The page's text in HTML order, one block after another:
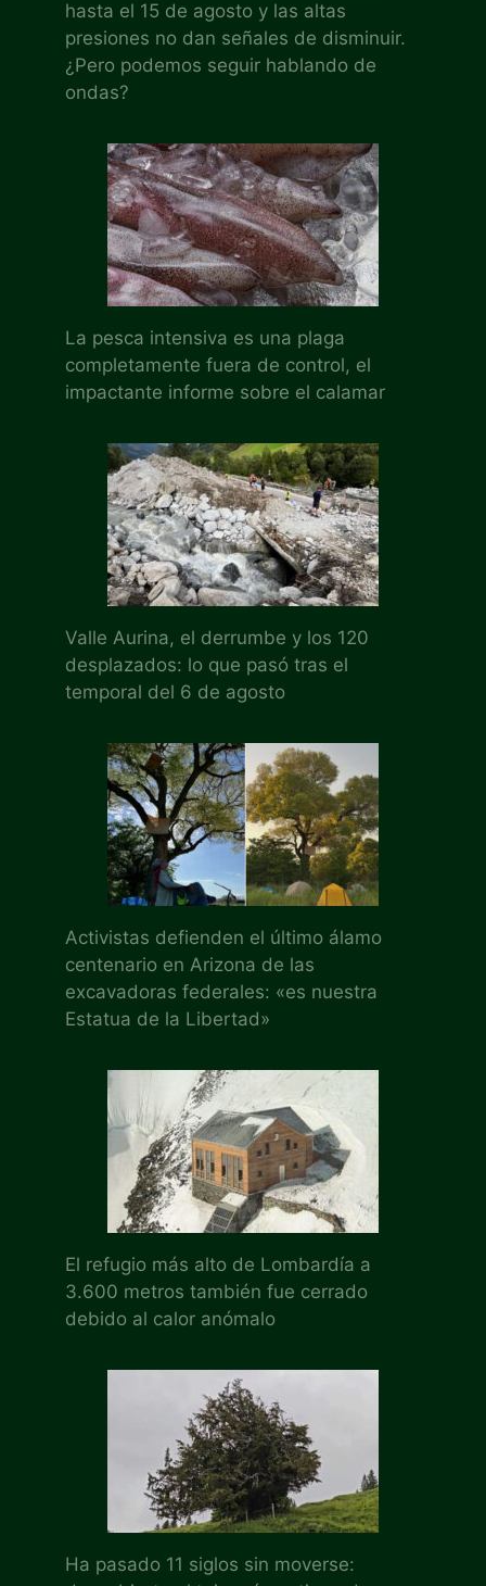
hasta el 15 de agosto y las altas
presiones no dan señales de disminuir.
¿Pero podemos seguir hablando de
ondas?
La pesca intensiva es una plaga
completamente fuera de control, el
impactante informe sobre el calamar
Valle Aurina, el derrumbe y los 120
desplazados: lo que pasó tras el
temporal del 6 de agosto
Activistas defienden el último álamo
centenario en Arizona de las
excavadoras federales: «es nuestra
Estatua de la Libertad»
El refugio más alto de Lombardía a
3.600 metros también fue cerrado
debido al calor anómalo
Ha pasado 11 siglos sin moverse: